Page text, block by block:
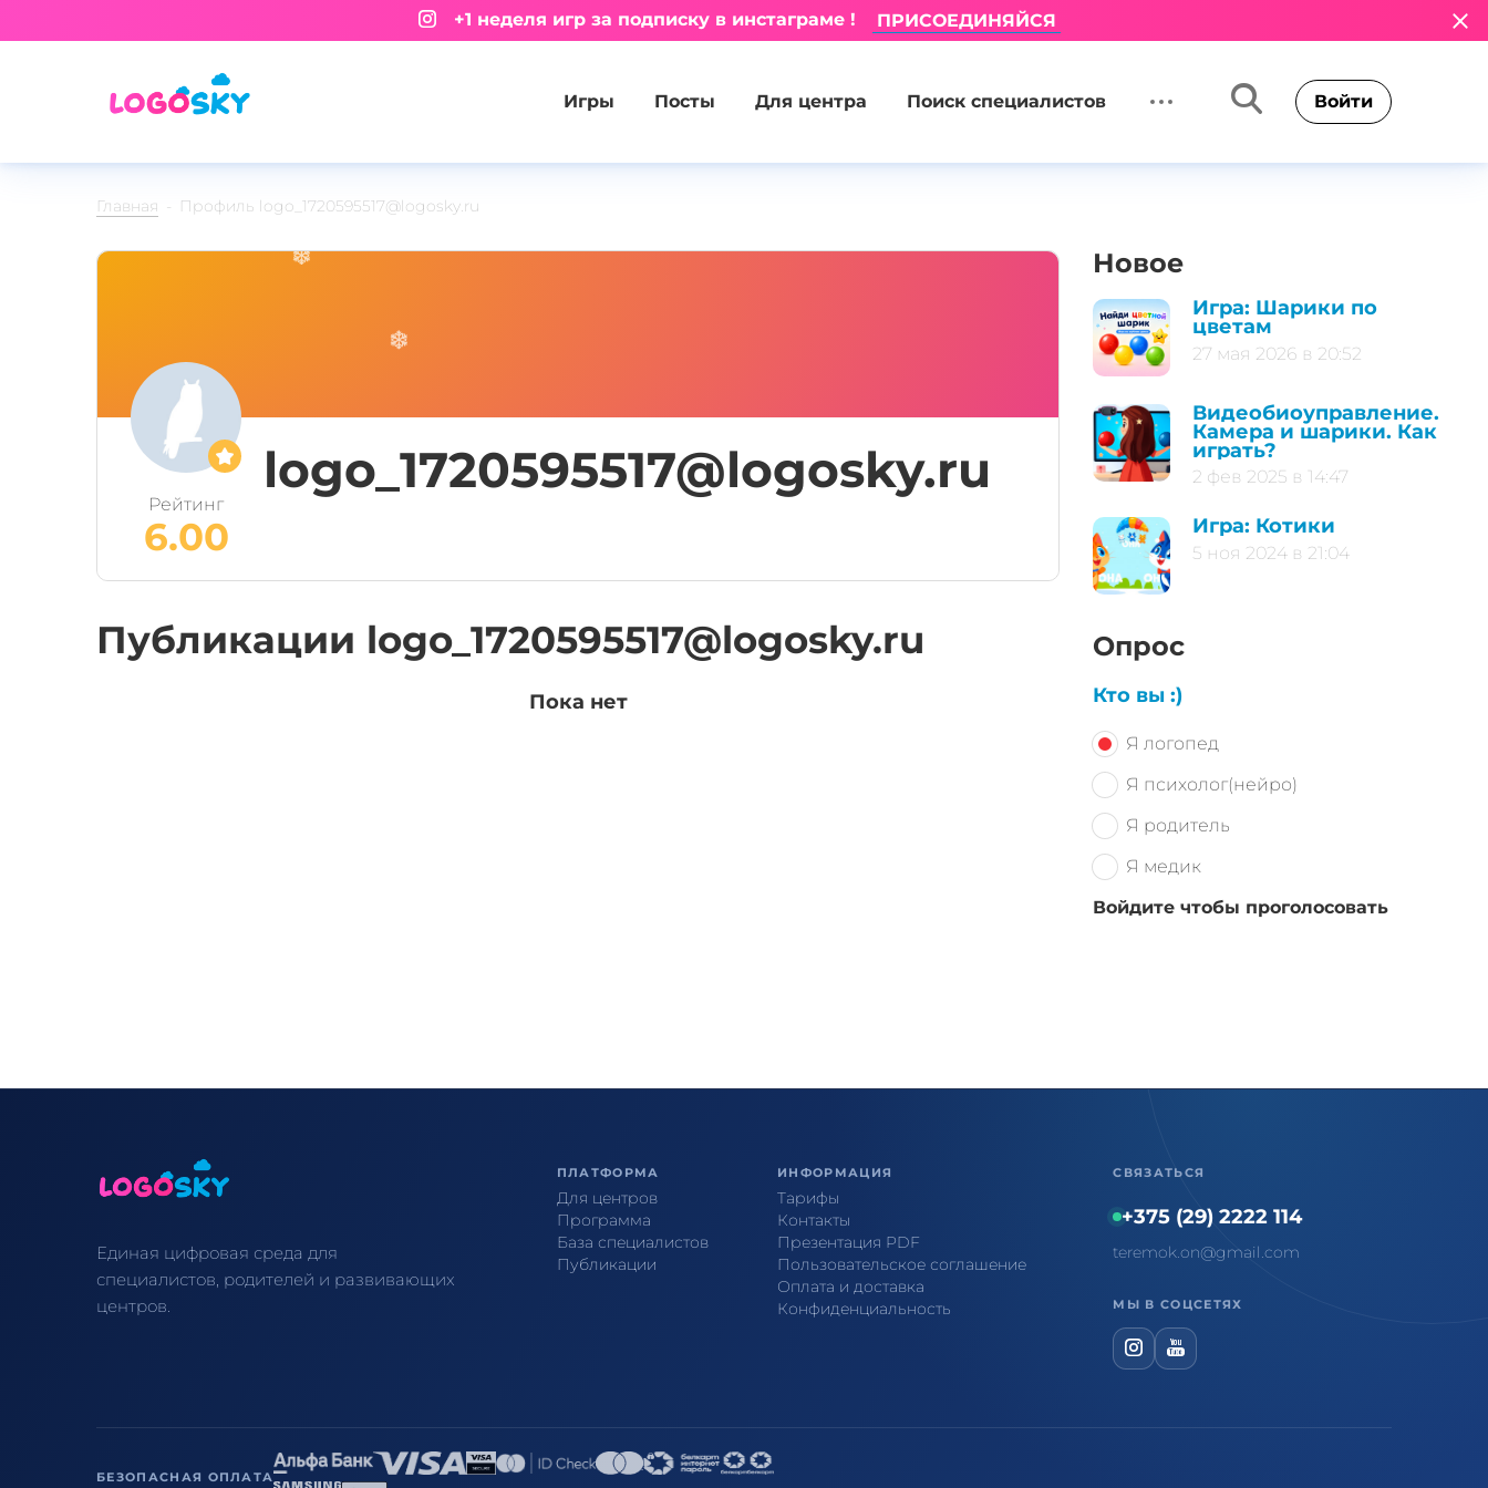
+1 неделя игр за подписку в инстаграме ! ПРИСОЕДИНЯЙСЯ
Игры Посты Для центра Поиск специалистов Войти
Главная Профиль logo_1720595517@logosky.ru
Рейтинг
6.00
logo_1720595517@logosky.ru
Публикации logo_1720595517@logosky.ru
Пока нет
Новое
Игра: Шарики по
цветам
27 мая 2026 в 20:52
Видеобиоуправление.
Камера и шарики. Как
играть?
2 фев 2025 в 14:47
Игра: Котики
5 ноя 2024 в 21:04
Опрос
Кто вы :)
Я логопед
Я психолог(нейро)
Я родитель
Я медик
Войдите чтобы проголосовать
Единая цифровая среда для
специалистов, родителей и развивающих
центров.
ПЛАТФОРМА
Для центров
Программа
База специалистов
Публикации
ИНФОРМАЦИЯ
Тарифы
Контакты
Презентация PDF
Пользовательское соглашение
Оплата и доставка
Конфиденциальность
СВЯЗАТЬСЯ
+375 (29) 2222 114
teremok.on@gmail.com
МЫ В СОЦСЕТЯХ
БЕЗОПАСНАЯ ОПЛАТА